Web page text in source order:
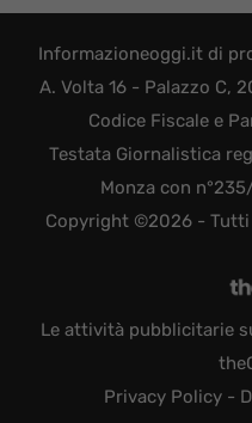
Informazioneoggi.it di
A. Volta 16 - Palazzo C,
Codice Fiscale e
Testata Giornalistica
Monza con
Copyright ©2026 -
Le attività pubblicitarie
Privacy Policy-